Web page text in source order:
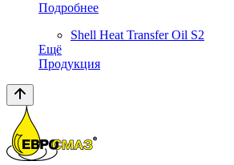
Подробнее
Shell Heat Transfer Oil S2
Ещё
Продукция